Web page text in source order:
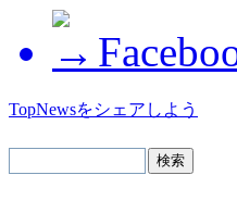
TopNewsをシェアしよう